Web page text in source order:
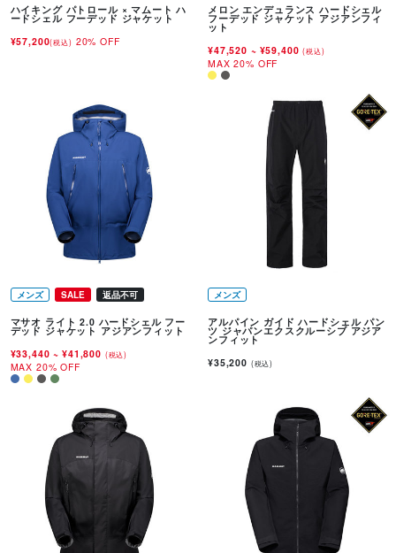
ハイキング パトロール × マムート ハ
ードシェル フーデッド ジャケット
¥57,200(税込) 20% OFF
メロン エンデュランス ハードシェル
フーデッド ジャケット アジアンフィ
ット
¥47,520 ~ ¥59,400(税込)
MAX 20% OFF
メンズ SALE 返品不可
マサオ ライト 2.0 ハードシェル フー
デッド ジャケット アジアンフィット
¥33,440~ ¥41,800 (税込)
MAX 20% OFF
メンズ
アルパイン ガイド ハードシェル パン
ツ ジャパンエクスクルーシブ アジア
ンフィット
¥35,200 (税込)